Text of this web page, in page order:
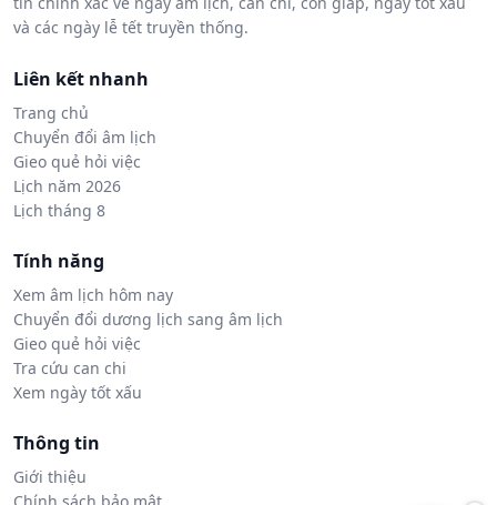
và các ngày lễ tết truyền thống.
Liên kết nhanh
Trang chủ
Chuyển đổi âm lịch
Gieo quẻ hỏi việc
Lịch năm 2026
Lịch tháng 8
Tính năng
Xem âm lịch hôm nay
Chuyển đổi dương lịch sang âm lịch
Gieo quẻ hỏi việc
Tra cứu can chi
Xem ngày tốt xấu
Thông tin
Giới thiệu